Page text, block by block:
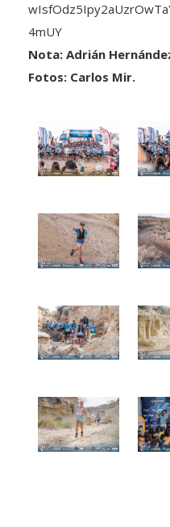
4mUY
Nota: Adrián Hernández.
Fotos: Carlos Mir.